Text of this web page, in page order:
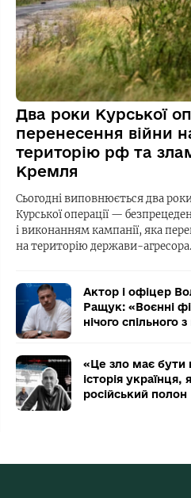
Два роки Курської
перенесення війни
територію рф та
Кремля
Сьогодні виповнюється два
Курської операції —
і виконанням кампанії, яка
на територію держави-
Актор і офіцер
Ращук: «Воєнні
нічого спільного
«Це зло має
історія
російський полон